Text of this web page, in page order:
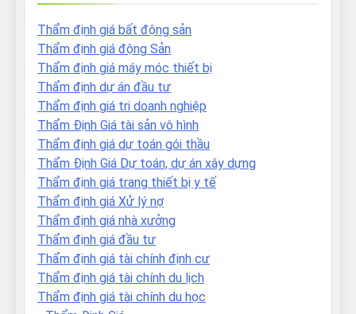
Thẩm định giá bất động sản
Thẩm định giá động Sản
Thẩm định giá máy móc thiết bị
Thẩm định dự án đầu tư
Thẩm định giá tri doanh nghiệp
Thẩm Định Giá tài sản vô hình
Thẩm định giá dự toán gói thầu
Thẩm Định Giá Dự toán, dự án xây dựng
Thẩm định giá trang thiết bị y tế
Thẩm định giá Xử lý nợ
Thẩm định giá nhà xưởng
Thẩm định giá đầu tư
Thẩm định giá tài chính định cư
Thẩm định giá tài chính du lịch
Thẩm định giá tài chính du học